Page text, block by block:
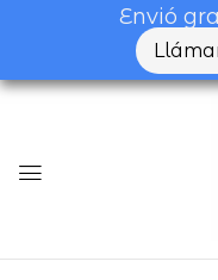
Envió